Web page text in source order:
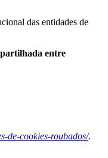
das entidades de
entre
de-cookies-roubados/.